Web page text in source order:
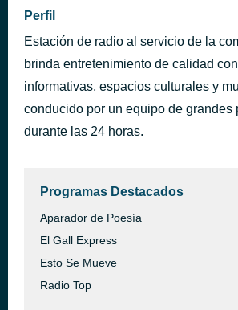
Perfil
Estación de radio al servicio de la
brinda entretenimiento de calidad
informativas, espacios culturales y
conducido por un equipo de grandes
durante las 24 horas.
Programas Destacados
Aparador de Poesía
El Gall Express
Esto Se Mueve
Radio Top